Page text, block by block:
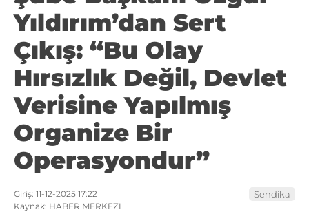
Yıldırım’dan Sert
Çıkış: “Bu Olay
Hırsızlık Değil, Devlet
Verisine Yapılmış
Organize Bir
Operasyondur”
Giriş: 11-12-2025 17:22
Kaynak: HABER MERKEZI
Sendika